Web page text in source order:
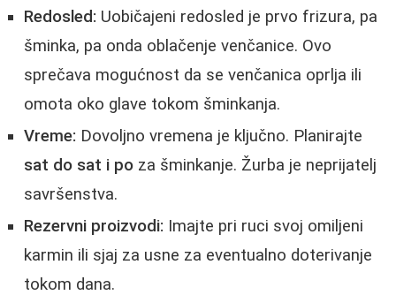
Redosled: Uobičajeni redosled je prvo frizura, pa
šminka, pa onda oblačenje venčanice. Ovo
sprečava mogućnost da se venčanica oprlja ili
omota oko glave tokom šminkanja.
Vreme: Dovoljno vremena je ključno. Planirajte
sat do sat i po za šminkanje. Žurba je neprijatelj
savršenstva.
Rezervni proizvodi: Imajte pri ruci svoj omiljeni
karmin ili sjaj za usne za eventualno doterivanje
tokom dana.